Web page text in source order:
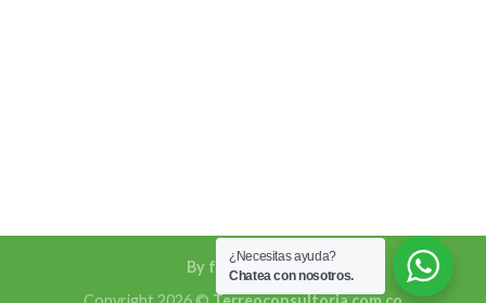
By fokarte.com
¿Necesitas ayuda?
Chatea con nosotros.